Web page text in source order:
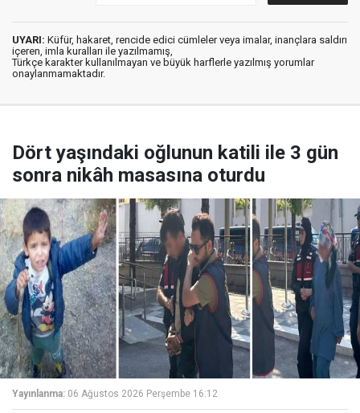
UYARI: Küfür, hakaret, rencide edici cümleler veya imalar, inançlara saldırı
içeren, imla kuralları ile yazılmamış,
Türkçe karakter kullanılmayan ve büyük harflerle yazılmış yorumlar
onaylanmamaktadır.
Dört yaşındaki oğlunun katili ile 3 gün
sonra nikâh masasına oturdu
Yayınlanma: 06 Ağustos 2026 Perşembe 16:12